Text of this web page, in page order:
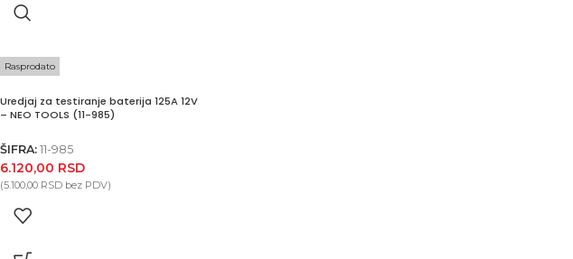
Rasprodato
Uredjaj za testiranje baterija 125A 12V
– NEO TOOLS (11-985)
ŠIFRA: 11-985
6.120,00 RSD
(5.100,00 RSD bez PDV)